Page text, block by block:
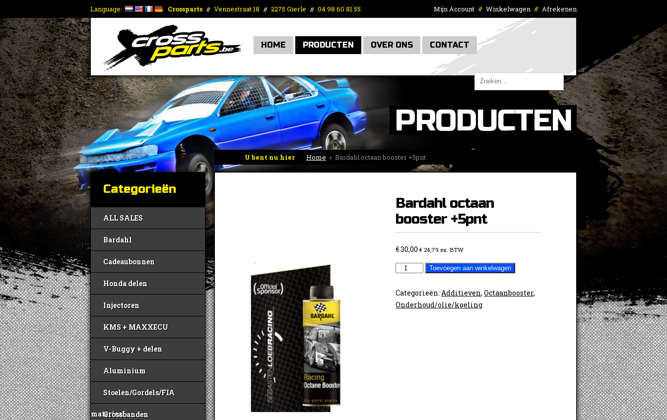
Language: Crossparts // Vennestraat 18 // 2275 Gierle // 04 98 60 81 55 Mijn Account // Winkelwagen // Afrekenen
HOME PRODUCTEN OVER ONS CONTACT
PRODUCTEN
U bent nu hier Home » Bardahl octaan booster +5pnt
Categorieën
ALL SALES
Bardahl
Cadeaubonnen
Honda delen
Injectoren
KMS + MAXXECU
V-Buggy + delen
Aluminium
Stoelen/Gordels/FIA
materiaal
Crossbanden
Bardahl octaan
booster +5pnt
€30,00 € 24,79 ex. BTW
Bardahl
booster
+5pnt
Toevoegen aan winkelwagen
Categorieën: Additieven, Octaanbooster,
Onderhoud/olie/koeling